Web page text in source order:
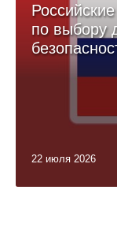
по выбору
22 июля 2026